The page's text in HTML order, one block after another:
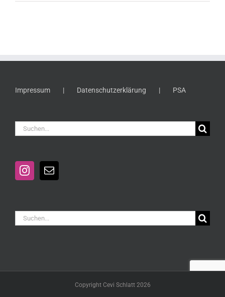
Impressum Datenschutzerklärung PSA
Suche
Suche
Copyright Cevi Schlatt 2026